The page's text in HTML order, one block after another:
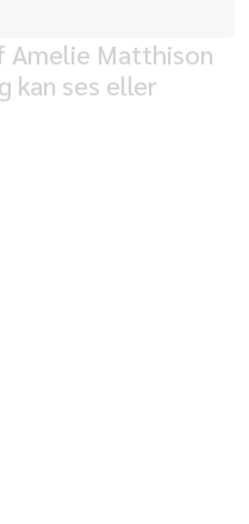
Amelie Matthison
kan ses eller